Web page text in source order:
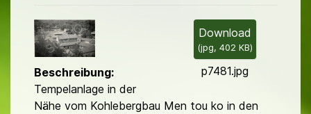
l
d
Download
(jpg, 402 KB)
p7481.jpg
Beschreibung:
Tempelanlage in der
Nähe vom Kohlebergbau Men tou ko in den